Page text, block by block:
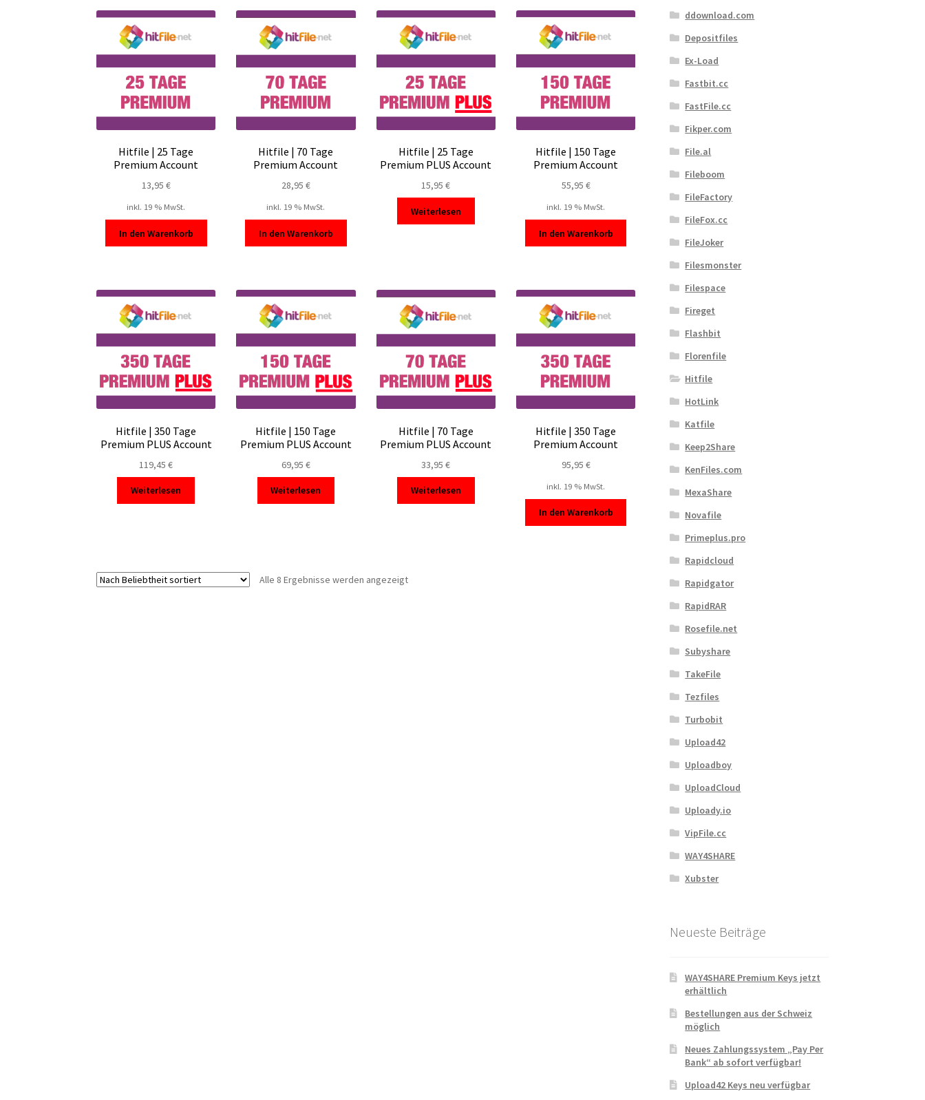
Hitfile | 25 Tage
Premium Account
13,95 €
inkl. 19 % MwSt.
In den Warenkorb
Hitfile | 70 Tage
Premium Account
28,95 €
inkl. 19 % MwSt.
In den Warenkorb
Hitfile | 25 Tage
Premium PLUS Account
15,95€
Weiterlesen
Hitfile | 150 Tage
Premium Account
55,95 €
inkl. 19 % MwSt.
In den Warenkorb
Hitfile | 350 Tage
Premium PLUS Account
119,45€
Weiterlesen
Hitfile | 150 Tage
Premium PLUS Account
69,95 €
Weiterlesen
Hitfile | 70 Tage
Premium PLUS Account
33,95€
Weiterlesen
Hitfile | 350 Tage
Premium Account
95,95 €
inkl. 19 % MwSt.
In den Warenkorb
Alle 8 Ergebnisse werden angezeigtNach
ddownload.com
Depositfiles
Ex-Load
Fastbit.cc
FastFile.cc
Fikper.com
File.al
Fileboom
FileFactory
FileFox.cc
FileJoker
Filesmonster
Filespace
Fireget
Flashbit
Florenfile
Hitfile
HotLink
Katfile
Keep2Share
KenFiles.com
MexaShare
Novafile
Primeplus.pro
Rapidcloud
Rapidgator
RapidRAR
Rosefile.net
Subyshare
TakeFile
Tezfiles
Turbobit
Upload42
Uploadboy
UploadCloud
Uploady.io
VipFile.cc
WAY4SHARE
Xubster
Neueste Beiträge
WAY4SHARE Premium Keys jetzt
erhältlich
Bestellungen aus der Schweiz
möglich
Neues Zahlungssystem „Pay Per
Bank“ ab sofort verfügbar!
Upload42 Keys neu verfügbar